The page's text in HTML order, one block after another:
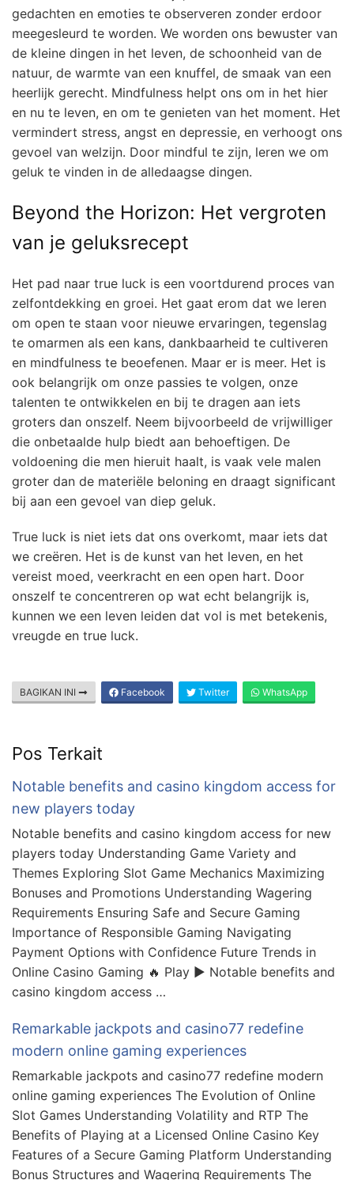
gedachten en emoties te observeren zonder erdoor
meegesleurd te worden. We worden ons bewuster van
de kleine dingen in het leven, de schoonheid van de
natuur, de warmte van een knuffel, de smaak van een
heerlijk gerecht. Mindfulness helpt ons om in het hier
en nu te leven, en om te genieten van het moment. Het
vermindert stress, angst en depressie, en verhoogt ons
gevoel van welzijn. Door mindful te zijn, leren we om
geluk te vinden in de alledaagse dingen.
Beyond the Horizon: Het vergroten
van je geluksrecept
Het pad naar true luck is een voortdurend proces van
zelfontdekking en groei. Het gaat erom dat we leren
om open te staan voor nieuwe ervaringen, tegenslag
te omarmen als een kans, dankbaarheid te cultiveren
en mindfulness te beoefenen. Maar er is meer. Het is
ook belangrijk om onze passies te volgen, onze
talenten te ontwikkelen en bij te dragen aan iets
groters dan onszelf. Neem bijvoorbeeld de vrijwilliger
die onbetaalde hulp biedt aan behoeftigen. De
voldoening die men hieruit haalt, is vaak vele malen
groter dan de materiële beloning en draagt significant
bij aan een gevoel van diep geluk.
True luck is niet iets dat ons overkomt, maar iets dat
we creëren. Het is de kunst van het leven, en het
vereist moed, veerkracht en een open hart. Door
onszelf te concentreren op wat echt belangrijk is,
kunnen we een leven leiden dat vol is met betekenis,
vreugde en true luck.
BAGIKAN INI Facebook Twitter WhatsApp
Pos Terkait
Notable benefits and casino kingdom access for
new players today
Notable benefits and casino kingdom access for new
players today Understanding Game Variety and
Themes Exploring Slot Game Mechanics Maximizing
Bonuses and Promotions Understanding Wagering
Requirements Ensuring Safe and Secure Gaming
Importance of Responsible Gaming Navigating
Payment Options with Confidence Future Trends in
Online Casino Gaming 🔥 Play ▶️ Notable benefits and
casino kingdom access …
Remarkable jackpots and casino77 redefine
modern online gaming experiences
Remarkable jackpots and casino77 redefine modern
online gaming experiences The Evolution of Online
Slot Games Understanding Volatility and RTP The
Benefits of Playing at a Licensed Online Casino Key
Features of a Secure Gaming Platform Understanding
Bonus Structures and Wagering Requirements The